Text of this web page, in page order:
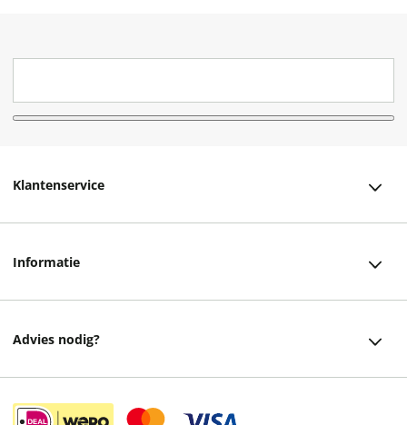
Klantenservice
Retourneren
Informatie
Advies nodig?